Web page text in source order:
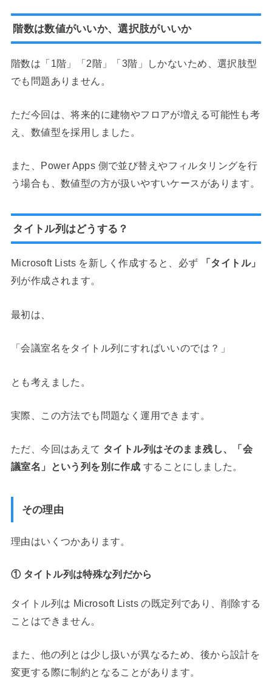
階数は数値がいいか、選択肢がいいか
階数は「1階」「2階」「3階」しかないため、選択肢型
でも問題ありません。
ただ今回は、将来的に建物やフロアが増える可能性も考
え、数値型を採用しました。
また、Power Apps 側で並び替えやフィルタリングを行
う場合も、数値型の方が扱いやすいケースがあります。
タイトル列はどうする？
Microsoft Lists を新しく作成すると、必ず
「タイトル」
列が作成されます。
最初は、
「会議室名をタイトル列にすればいいのでは？」
とも考えました。
実際、この方法でも問題なく運用できます。
ただ、今回はあえて タイトル列はそのまま残し、「会
議室名」という列を別に作成 することにしました。
その理由
理由はいくつかあります。
① タイトル列は特殊な列だから
タイトル列は Microsoft Lists の既定列であり、削除する
ことはできません。
また、他の列とは少し扱いが異なるため、後から設計を
変更する際に制約となることがあります。